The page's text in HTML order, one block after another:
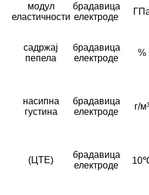
модул
еластичности
брадавица
електроде
садржај
пепела
брадавица
електроде
%
насипна
густина
брадавица
електроде
г/м³
(ЦТЕ)
брадавица
електроде